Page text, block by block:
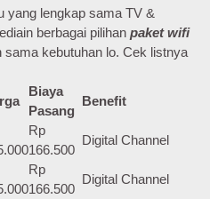
yang lengkap sama TV &
berbagai pilihan paket wifi
sama kebutuhan lo. Cek listnya
Biaya
Pasang
Benefit
Rp
166.500
Digital Channel
Rp
166.500
Digital Channel